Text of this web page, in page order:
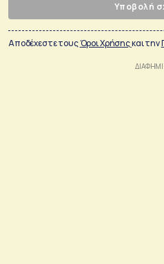
Υποβολή
Αποδέχεστε τουςΌροι Χρήσηςκαι την